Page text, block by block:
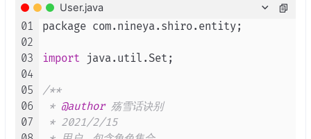
15
16
17
18
19
20
21
22
     */
private Set<Permissions > permissions;
public Role() {
public Role(long id,
this
User.java
01
02
03
04
05
06
07
package com. nineya . shiro. entity;
import java. util . Set ;
/**
* @author 殇雪话诀别
* 2021/2/15